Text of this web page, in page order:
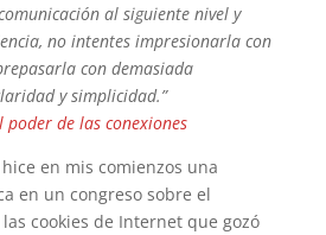
al siguiente nivel y
no intentes impresionarla con
con demasiada
y simplicidad.”
poder de las conexiones
en mis comienzos una
en un congreso sobre el
cookies de Internet que gozó